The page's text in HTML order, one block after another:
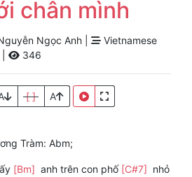
chân mình
Ngọc Anh |
Vietnamese
346
[ ] A
Tràm: Abm;
[Bm] anh trên con phố [C#7] nhỏ